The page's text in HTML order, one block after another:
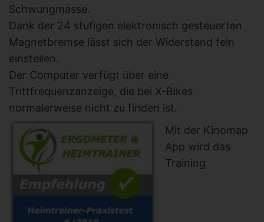
Schwungmasse.
Dank der 24 stufigen elektronisch gesteuerten
Magnetbremse lässt sich der Widerstand fein
einstellen.
Der Computer verfügt über eine
Trittfrequenzanzeige, die bei X-Bikes
normalerweise nicht zu finden ist.
Mit der Kinomap
App wird das
Training